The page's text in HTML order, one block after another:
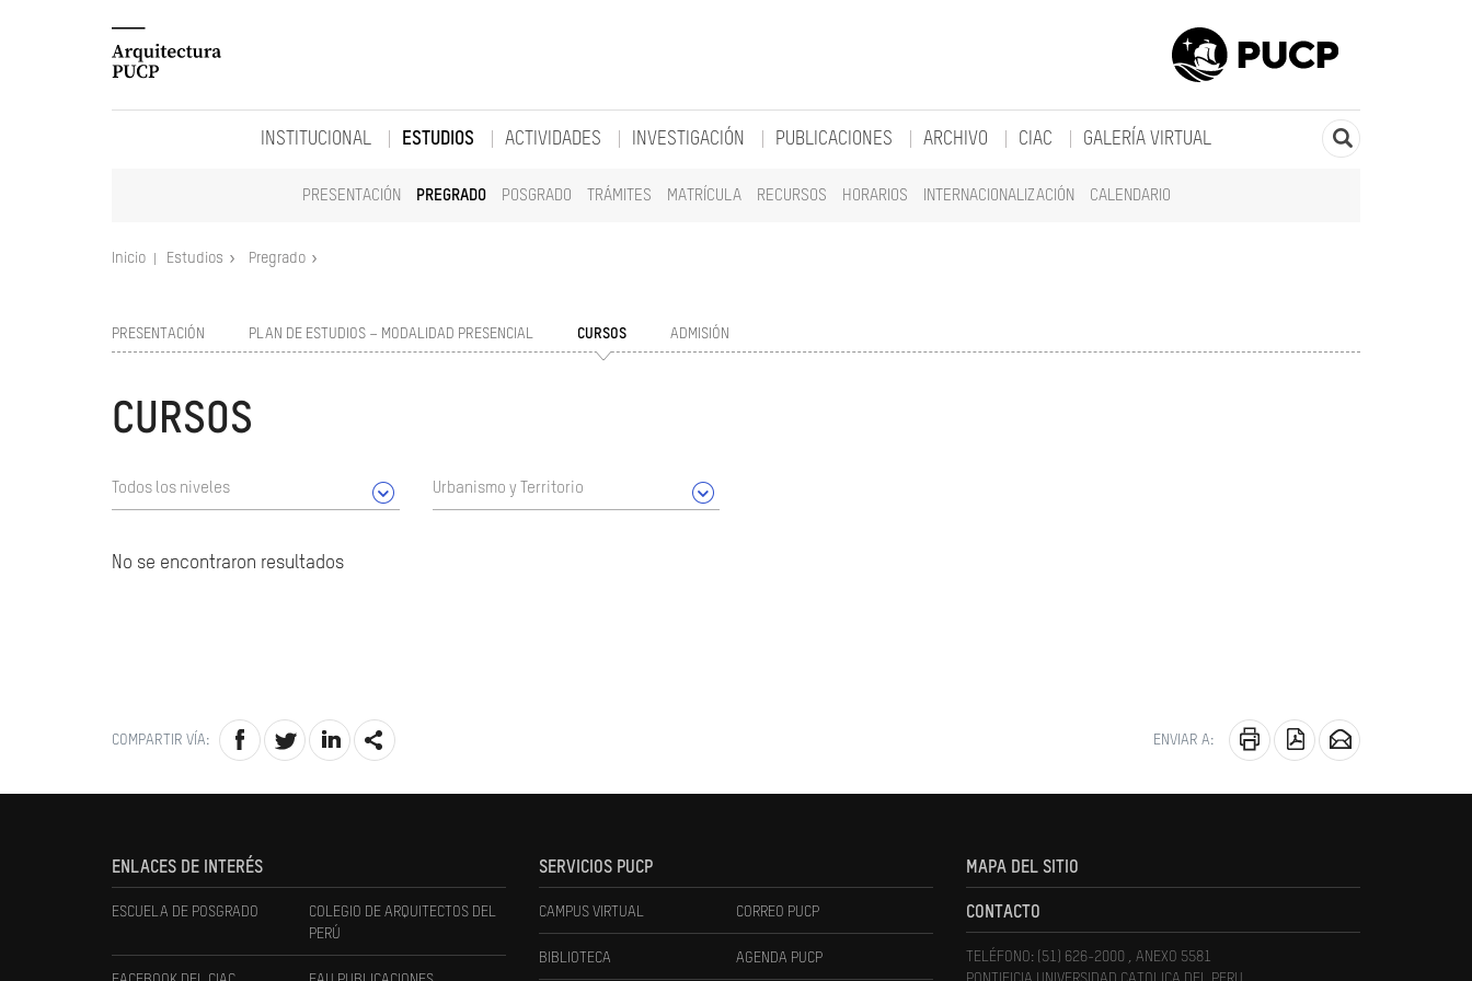
INSTITUCIONAL ESTUDIOS
PRESENTACIÓN PREGRADO POSGRADO TRÁMITES MATRÍCULA RECURSOS HORARIOS INTERNACIONALIZACIÓN CALENDARIO
ACTIVIDADES INVESTIGACIÓN PUBLICACIONES ARCHIVO CIAC GALERÍA VIRTUAL
Inicio Estudios Pregrado
PRESENTACIÓN PLAN DE ESTUDIOS – MODALIDAD PRESENCIAL CURSOS ADMISIÓN
CURSOS
Todos los niveles Urbanismo y Territorio
No se encontraron resultados
COMPARTIR VÍA: ENVIAR A:
ENLACES DE INTERÉS
ESCUELA DE POSGRADO
COLEGIO DE ARQUITECTOS DEL
PERÚ
SERVICIOS PUCP
CAMPUS VIRTUAL CORREO PUCP
BIBLIOTECA AGENDA PUCP
MAPA DEL SITIO
CONTACTO
TELÉFONO: (51) 626-2000 , ANEXO 5581